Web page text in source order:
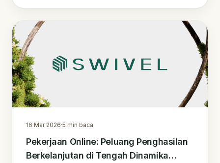
16 Mar 2026·5 min baca
Pekerjaan Online: Peluang Penghasilan
Berkelanjutan di Tengah Dinamika